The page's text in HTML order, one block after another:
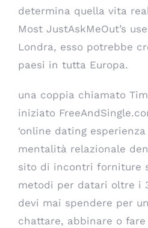
determina quella vita
Most JustAskMeOut’s
Londra, esso potrebbe
paesi in tutta Europa.
una coppia chiamato
iniziato
‘online dating
mentalità relazionale
sito di incontri forniture
metodi per datari oltre i
devi mai spendere per
chattare, abbinare o